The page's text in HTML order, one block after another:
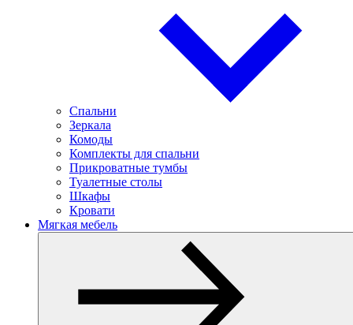
Спальни
Зеркала
Комоды
Комплекты для спальни
Прикроватные тумбы
Туалетные столы
Шкафы
Кровати
Мягкая мебель